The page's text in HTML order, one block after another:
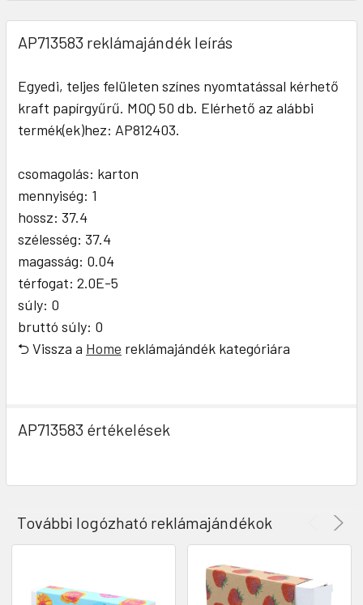
AP713583 reklámajándék leírás
Egyedi, teljes felületen színes nyomtatással kérhető
kraft papírgyűrű. MOQ 50 db. Elérhető az alábbi
termék(ek)hez: AP812403.
csomagolás: karton
mennyiség: 1
hossz: 37.4
szélesség: 37.4
magasság: 0.04
térfogat: 2.0E-5
súly: 0
bruttó súly: 0
⮌ Vissza a Home reklámajándék kategóriára
AP713583 értékelések
További logózható reklámajándékok